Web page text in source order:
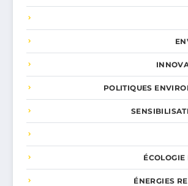
POLITIQUES
ÉNERGIES